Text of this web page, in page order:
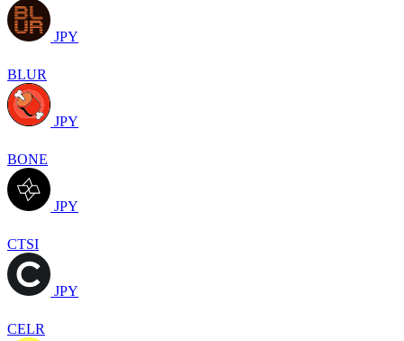
JPY
BLUR
JPY
BONE
JPY
CTSI
JPY
CELR